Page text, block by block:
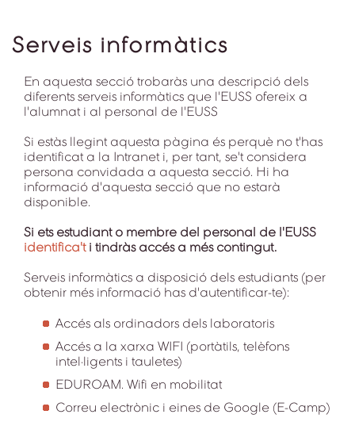
Serveis informàtics
En aquesta secció trobaràs una descripció dels
diferents serveis informàtics que l'EUSS ofereix a
l'alumnat i al personal de l'EUSS
Si estàs llegint aquesta pàgina és perquè no t'has
identificat a la Intranet i, per tant, se't considera
persona convidada a aquesta secció. Hi ha
informació d'aquesta secció que no estarà
disponible.
Si ets estudiant o membre del personal de l'EUSS
identifica'ti tindràs accés a més contingut.
Serveis informàtics a disposició dels estudiants (per
obtenir més informació has d'autentificar-te):
Accés als ordinadors dels laboratoris
Accés a la xarxa WIFI (portàtils, telèfons
intel·ligents i tauletes)
EDUROAM. Wifi en mobilitat
Correu electrònic i eines de Google (E-Camp)